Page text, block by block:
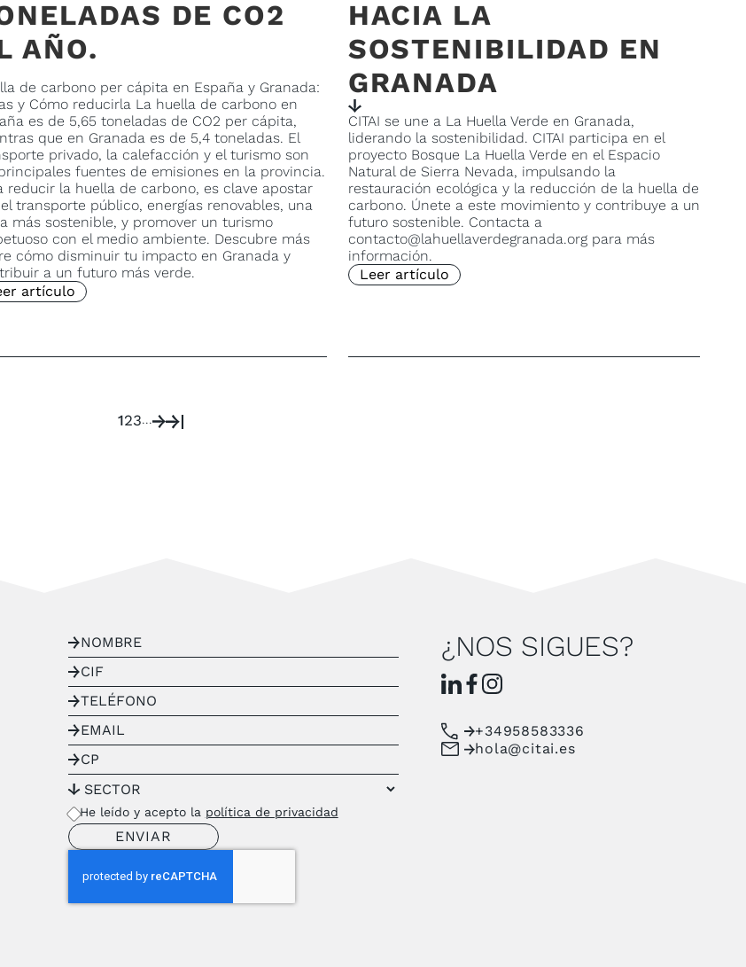
DE CO2
AÑO.
de carbono per cápita en España y Granada:
y Cómo reducirla La huella de carbono en
es de 5,65 toneladas de CO2 per cápita,
que en Granada es de 5,4 toneladas. El
privado, la calefacción y el turismo son
fuentes de emisiones en la provincia.
reducir la huella de carbono, es clave apostar
transporte público, energías renovables, una
más sostenible, y promover un turismo
con el medio ambiente. Descubre más
cómo disminuir tu impacto en Granada y
a un futuro más verde.
artículo
HACIA LA
SOSTENIBILIDAD EN
GRANADA
CITAI se une a La Huella Verde en Granada,
liderando la sostenibilidad. CITAI participa en el
proyecto Bosque La Huella Verde en el Espacio
Natural de Sierra Nevada, impulsando la
restauración ecológica y la reducción de la huella de
carbono. Únete a este movimiento y contribuye a un
futuro sostenible. Contacta a
contacto@lahuellaverdegranada.org para más
información.
Leer artículo
123...
He leído y acepto la política de privacidad
¿NOS SIGUES?
+34958583336
hola@citai.es